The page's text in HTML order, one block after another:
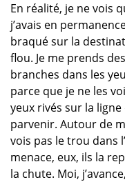
En réalité, je ne vois
j’avais en
braqué sur la
flou. Je me prends
branches dans les
parce que je ne les
yeux rivés sur la
parvenir. Autour de
vois pas le trou dans
menace, eux, ils la
la chute. Moi,